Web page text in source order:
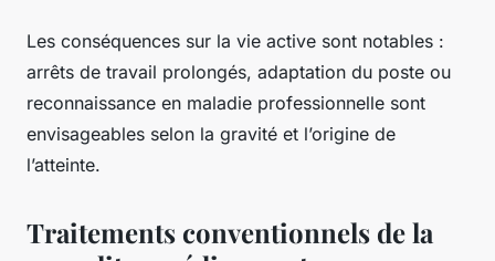
Les conséquences sur la vie active sont notables :
arrêts de travail prolongés, adaptation du poste ou
reconnaissance en maladie professionnelle sont
envisageables selon la gravité et l’origine de
l’atteinte.
Traitements conventionnels de la